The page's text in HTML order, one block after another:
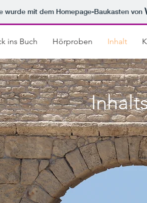
wurde mit dem Homepage-Baukasten von
ins Buch Hörproben Inhalt